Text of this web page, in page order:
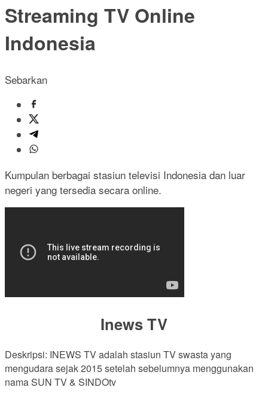
Streaming TV Online
Indonesia
Sebarkan
Kumpulan berbagai stasiun televisi Indonesia dan luar
negeri yang tersedia secara online.
Inews TV
Deskripsi: INEWS TV adalah stasiun TV swasta yang
mengudara sejak 2015 setelah sebelumnya menggunakan
nama SUN TV & SINDOtv